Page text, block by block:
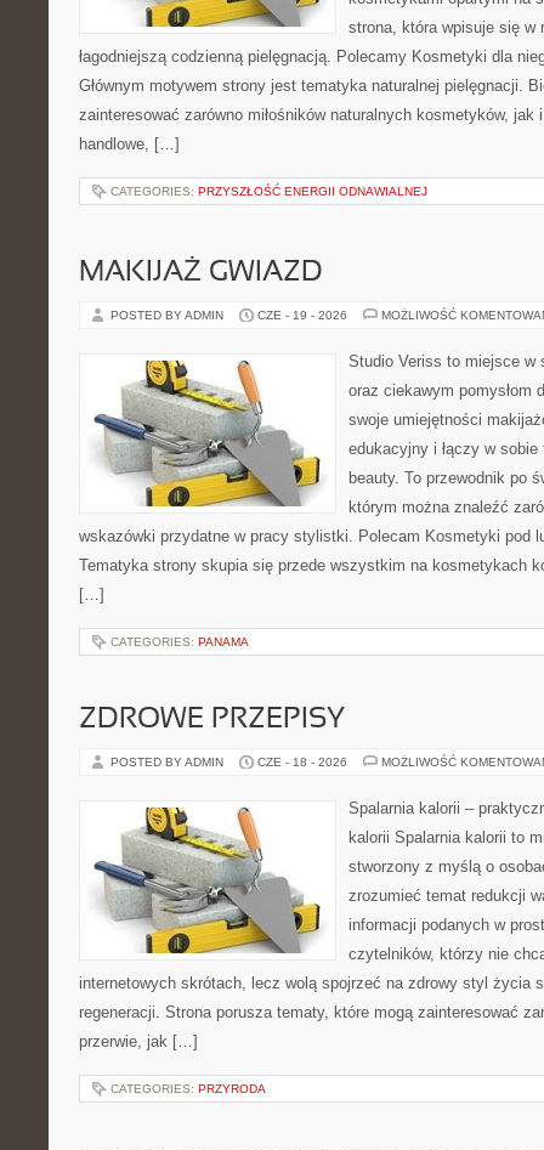
strona, która wpisuje się w
łagodniejszą codzienną pielęgnacją. Polecamy Kosmetyki dla
Głównym motywem strony jest tematyka naturalnej pielęgnacji.
zainteresować zarówno miłośników naturalnych kosmetyków, jak
handlowe, […]
CATEGORIES: PRZYSZŁOŚĆ ENERGII ODNAWIALNEJ
MAKIJAŻ GWIAZD
POSTED BY ADMIN CZE - 19 - 2026 MOŻLIWOŚĆ
Studio Veriss to miejsce w
oraz ciekawym pomysłom
swoje umiejętności
edukacyjny i łączy w
beauty. To przewodnik po
którym można znaleźć
wskazówki przydatne w pracy stylistki. Polecam Kosmetyki pod
Tematyka strony skupia się przede wszystkim na kosmetykach
[…]
CATEGORIES: PANAMA
ZDROWE PRZEPISY
POSTED BY ADMIN CZE - 18 - 2026 MOŻLIWOŚĆ
Spalarnia kalorii –
kalorii Spalarnia kalorii to
stworzony z myślą o
zrozumieć temat redukcji
informacji podanych w
czytelników, którzy nie
internetowych skrótach, lecz wolą spojrzeć na zdrowy styl życia
regeneracji. Strona porusza tematy, które mogą zainteresować
przerwie, jak […]
CATEGORIES: PRZYRODA